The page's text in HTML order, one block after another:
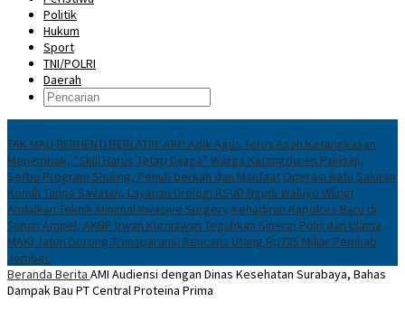
Politik
Hukum
Sport
TNI/POLRI
Daerah
TAK MAU BERHENTI BERLATIH: AKP Adik Agus Terus Asah Ketangkasan
Menembak, “Skill Harus Tetap Dijaga” Warga Karangduren Pakisaji,
Serbu Program Shuling, Penuh berkah dan Manfaat Operasi Batu Saluran
Kemih Tanpa Sayatan, Layanan Urologi RSUD Ngudi Waluyo Wlingi
Andalkan Teknik Minimal Invasive Surgery Kehadiran Kapolres Baru di
Sunan Ampel, AKBP Irwan Kurniawan Teguhkan Sinergi Polri dan Ulama
MAKI Jatim Dorong Transparansi Rencana Utang Rp785 Miliar Pemkab
Jember
Beranda Berita AMI Audiensi dengan Dinas Kesehatan Surabaya, Bahas
Dampak Bau PT Central Proteina Prima